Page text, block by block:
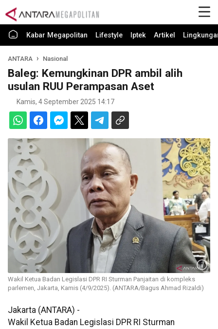
Kabar Megapolitan Lifestyle Iptek Artikel
ANTARA Nasional
Baleg: Kemungkinan DPR ambil alih
usulan RUU Perampasan Aset
Kamis, 4 September 2025 14:17
Wakil Ketua Badan Legislasi DPR RI Sturman Panjaitan di kompleks
parlemen, Jakarta, Kamis (4/9/2025). (ANTARA/Bagus Ahmad Rizaldi)
Jakarta (ANTARA) -
Wakil Ketua Badan Legislasi DPR RI Sturman